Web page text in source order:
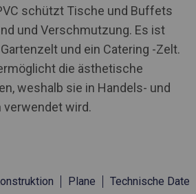
schützt Tische und Buffets
und Verschmutzung. Es ist
und ein Catering -Zelt.
die ästhetische
weshalb sie in Handels- und
wird.
Plane Technische Daten